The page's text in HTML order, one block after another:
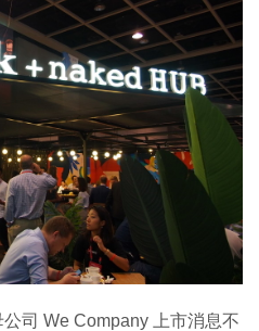
公司 We Company 上市消息不